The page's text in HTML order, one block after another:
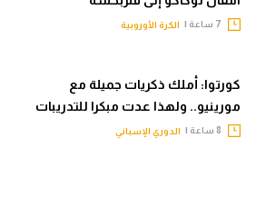
الكرة الأوروبية
كورتوا: أملك ذكريات جميلة مع
مورينيو.. ولهذا عدت مبكرا للتدريبات
الدوري الإسباني